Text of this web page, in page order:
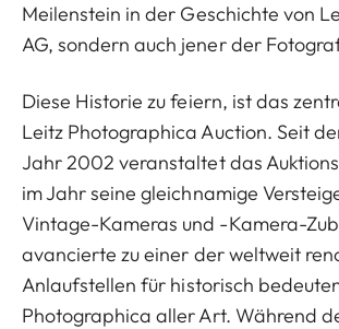
Meilenstein in der Geschichte von
AG, sondern auch jener der
Diese Historie zu feiern, ist das
Leitz Photographica Auction. Seit
Jahr 2002 veranstaltet das
im Jahr seine gleichnamige
Vintage-Kameras und -Kamera-
avancierte zu einer der weltweit
Anlaufstellen für historisch
Photographica aller Art. Während